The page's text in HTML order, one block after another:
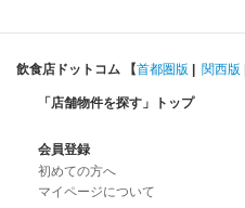
飲食店ドットコム 【首都圏版 関西版
「店舗物件を探す」トップ
会員登録
初めての方へ
マイページについて